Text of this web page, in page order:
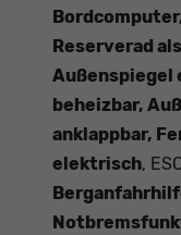
Reserverad
Außenspiegel
beheizbar,
anklappbar,
elektrisch,